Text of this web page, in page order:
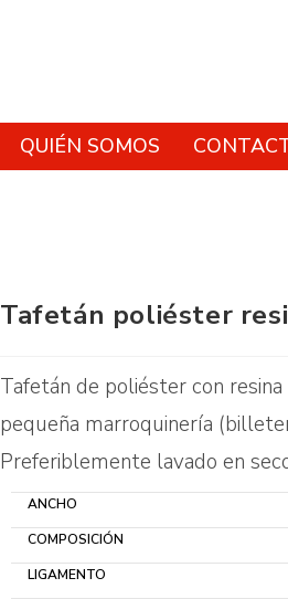
QUIÉN SOMOS
Tafetán poliéster
Tafetán de poliéster con
pequeña marroquinería
Preferiblemente lavado en
ANCHO
COMPOSICIÓN
LIGAMENTO